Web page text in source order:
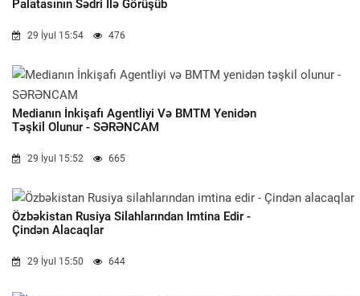
Palatasının Sədri Ilə Görüşüb
29 İyul 15:54 476
Medianın İnkişafı Agentliyi Və BMTM Yenidən
Təşkil Olunur - SƏRƏNCAM
29 İyul 15:52 665
Özbəkistan Rusiya Silahlarından Imtina Edir -
Çindən Alacaqlar
29 İyul 15:50 644